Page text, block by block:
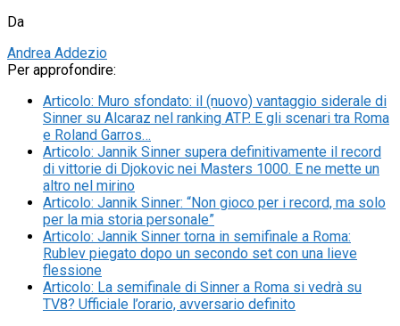
Da
Andrea Addezio
Per approfondire:
Articolo: Muro sfondato: il (nuovo) vantaggio siderale di
Sinner su Alcaraz nel ranking ATP. E gli scenari tra Roma
e Roland Garros…
Articolo: Jannik Sinner supera definitivamente il record
di vittorie di Djokovic nei Masters 1000. E ne mette un
altro nel mirino
Articolo: Jannik Sinner: “Non gioco per i record, ma solo
per la mia storia personale”
Articolo: Jannik Sinner torna in semifinale a Roma:
Rublev piegato dopo un secondo set con una lieve
flessione
Articolo: La semifinale di Sinner a Roma si vedrà su
TV8? Ufficiale l’orario, avversario definito